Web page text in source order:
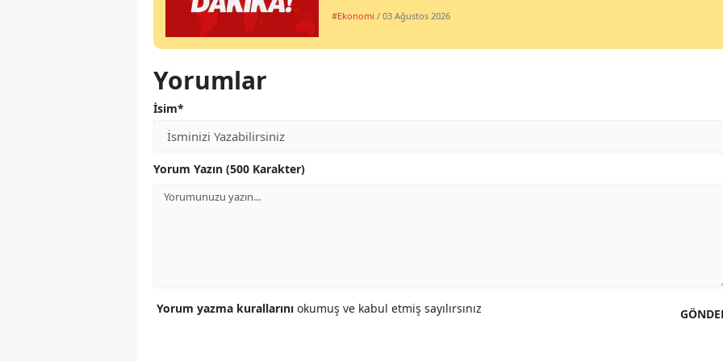
#Ekonomi / 03 Ağustos 2026
Yorumlar
İsim*
Yorum Yazın (500 Karakter)
Yorum yazma kurallarını okumuş ve kabul etmiş sayılırsınız